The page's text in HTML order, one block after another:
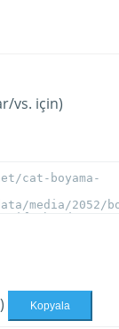
vs. için)
Kopyala